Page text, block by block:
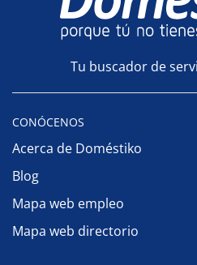
Tu buscador de
CONÓCENOS
Acerca de Doméstiko
Blog
Mapa web empleo
Mapa web directorio